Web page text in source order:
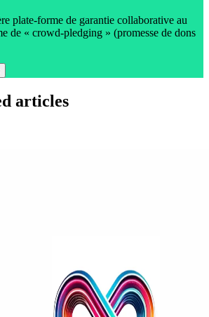
plate-forme de garantie collaborative au
de « crowd-pledging » (promesse de dons
articles